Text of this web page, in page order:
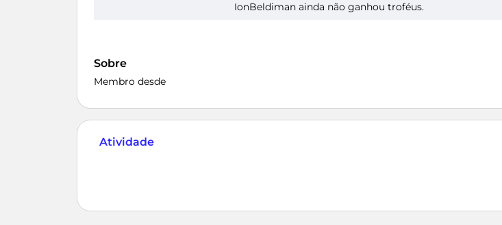
IonBeldiman ainda não ganhou troféus.
Sobre
Membro desde
Atividade